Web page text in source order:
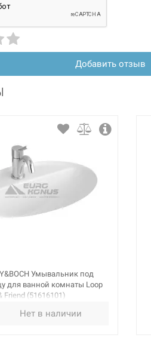
Добавить отзыв
Умывальник под
для ванной комнаты Loop
Friend (51616101)
Нет в наличии